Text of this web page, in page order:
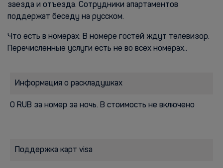
заезда и отъезда. Сотрудники апартаментов
поддержат беседу на русском.
Что есть в номерах: В номере гостей ждут телевизор.
Перечисленные услуги есть не во всех номерах..
Информация о раскладушках
0 RUB за номер за ночь. В стоимость не включено
Поддержка карт visa